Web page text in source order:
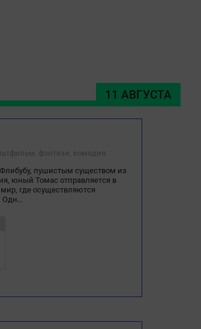
11 АВГУСТА
фэнтези, комедия
пушистым существом из
юный Томас отправляется в
где осуществляются